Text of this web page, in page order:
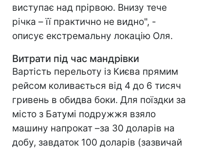
виступає над прірвою. Внизу тече
річка – її практично не видно", -
описує екстремальну локацію Оля.
Витрати під час мандрівки
Вартість перельоту із Києва прямим
рейсом коливається від 4 до 6 тисяч
гривень в обидва боки. Для поїздки за
місто з Батумі подружжя взяло
машину напрокат –за 30 доларів на
добу, завдаток 100 доларів (зазвичай